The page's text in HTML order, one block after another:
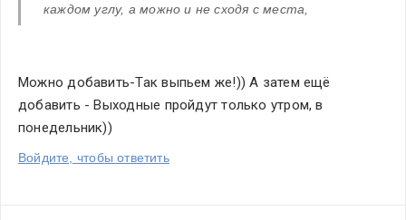
каждом углу, а можно и не сходя с места,
Можно добавить-Так выпьем же!)) А затем ещё
добавить - Выходные пройдут только утром, в
понедельник))
Войдите, чтобы ответить